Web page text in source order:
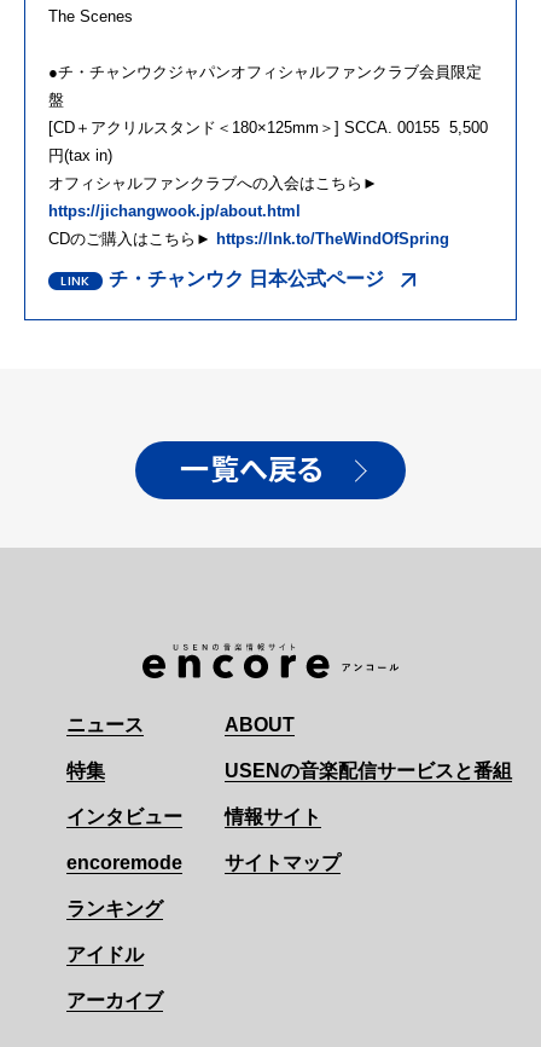
The Scenes
●チ・チャンウクジャパンオフィシャルファンクラブ会員限定
盤
[CD＋アクリルスタンド＜180×125mm＞] SCCA. 00155 5,500
円(tax in)
オフィシャルファンクラブへの入会はこちら►
https://jichangwook.jp/about.html
CDのご購入はこちら► https://lnk.to/TheWindOfSpring
チ・チャンウク 日本公式ページ
一覧へ戻る
ニュース
特集
インタビュー
encoremode
ランキング
アイドル
アーカイブ
ABOUT
USENの音楽配信サービスと番組
情報サイト
サイトマップ